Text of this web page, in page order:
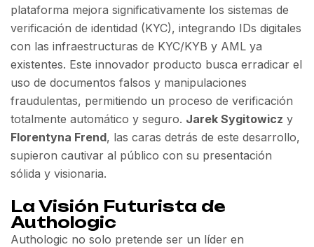
plataforma mejora significativamente los sistemas de
verificación de identidad (KYC), integrando IDs digitales
con las infraestructuras de KYC/KYB y AML ya
existentes. Este innovador producto busca erradicar el
uso de documentos falsos y manipulaciones
fraudulentas, permitiendo un proceso de verificación
totalmente automático y seguro. Jarek Sygitowicz y
Florentyna Frend, las caras detrás de este desarrollo,
supieron cautivar al público con su presentación
sólida y visionaria.
La Visión Futurista de
Authologic
Authologic no solo pretende ser un líder en